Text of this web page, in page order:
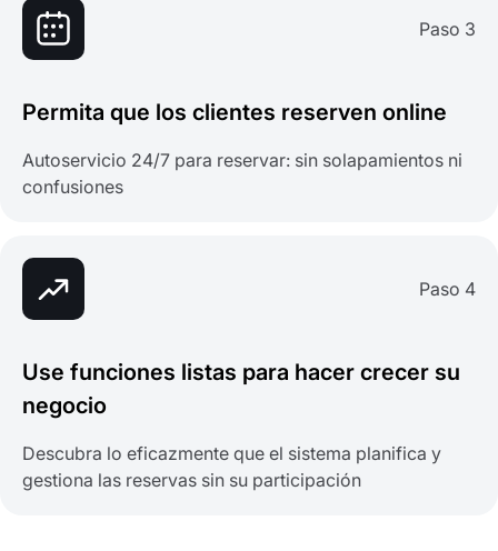
Paso 3
Permita que los clientes reserven online
Autoservicio 24/7 para reservar: sin solapamientos ni
confusiones
Paso 4
Use funciones listas para hacer crecer su
negocio
Descubra lo eficazmente que el sistema planifica y
gestiona las reservas sin su participación